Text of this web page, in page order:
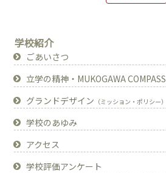
学校紹介
ごあいさつ
立学の精神・MUKOGAWA COMPASS
グランドデザイン （ミッション・ポリシー）
学校のあゆみ
アクセス
学校評価アンケート